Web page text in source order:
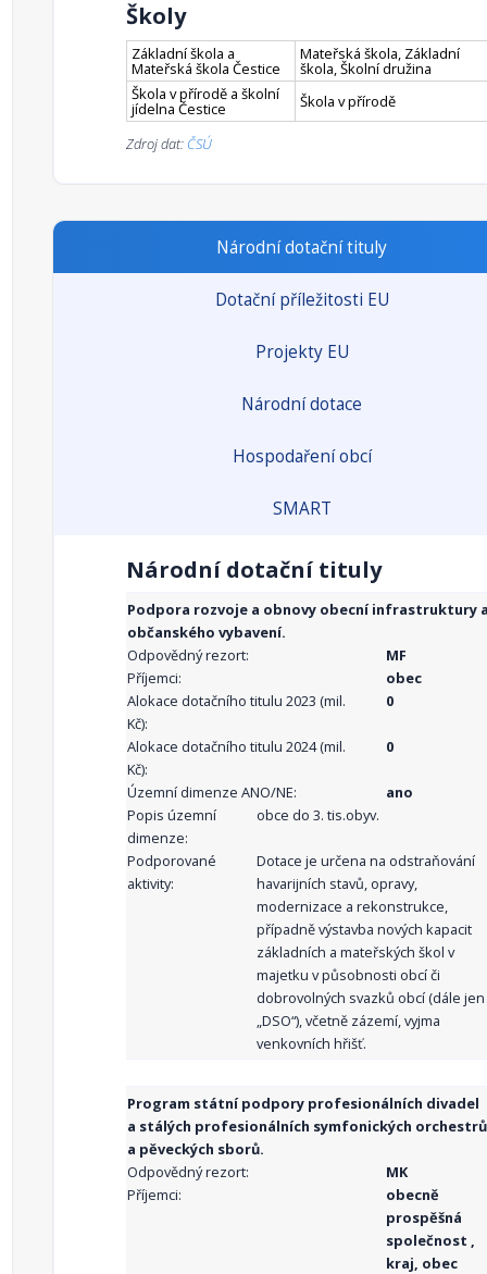
Školy
Základní škola a
Mateřská škola Čestice
Mateřská škola, Základní
škola, Školní družina
Škola v přírodě a školní
jídelna Čestice Škola v přírodě
Zdroj dat: ČSÚ
Národní dotační tituly
Dotační příležitosti EU
Projekty EU
Národní dotace
Hospodaření obcí
SMART
Národní dotační tituly
Podpora rozvoje a obnovy obecní infrastruktury
občanského vybavení.
Odpovědný rezort:
MF
Příjemci:
obec
Alokace dotačního titulu 2023 (mil.
Kč):
0
Alokace dotačního titulu 2024 (mil.
Kč):
0
Územní dimenze ANO/NE:
ano
Popis územní
dimenze:
obce do 3. tis.obyv.
Podporované
aktivity:
Dotace je určena na odstraňování
havarijních stavů, opravy,
modernizace a rekonstrukce,
případně výstavba nových kapacit
základních a mateřských škol v
majetku v působnosti obcí či
dobrovolných svazků obcí (dále jen
„DSO“), včetně zázemí, vyjma
venkovních hřišť.
Program státní podpory profesionálních divadel
a stálých profesionálních symfonických orchestrů
a pěveckých sborů.
Odpovědný rezort:
MK
Příjemci:
obecně
prospěšná
společnost ,
kraj, obec